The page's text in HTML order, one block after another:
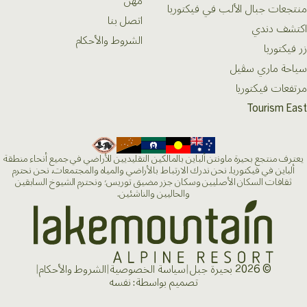
اتصل بنا
الشروط والأحكام
منتجعات جبال الألب في فيكتوريا
اكتشف دندي
زر فيكتوريا
سياحة ماري سڤيل
مرتفعات فيكتوريا
Tourism East
© 2026 بحيرة جبل سياسة الخصوصية الشروط والأحكام
تصميم بواسطة: نفسه
يعترف منتجع بحيرة ماونتن ألباين بالمالكين التقليديين للأراضي في جميع أنحاء منطقة
ألباين في فيكتوريا. نحن ندرك الارتباط بالأراضي والمياه والمجتمعات. نحن نحترم
ثقافات السكان الأصليين وسكان جزر مضيق توريس؛ ونحترم الشيوخ السابقين
والحاليين والناشئين.